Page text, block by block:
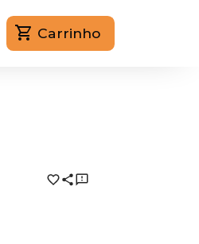
Carrinho